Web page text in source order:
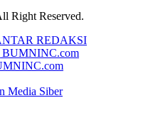
Right Reserved.
REDAKSI
BUMNINC.com
Media Siber